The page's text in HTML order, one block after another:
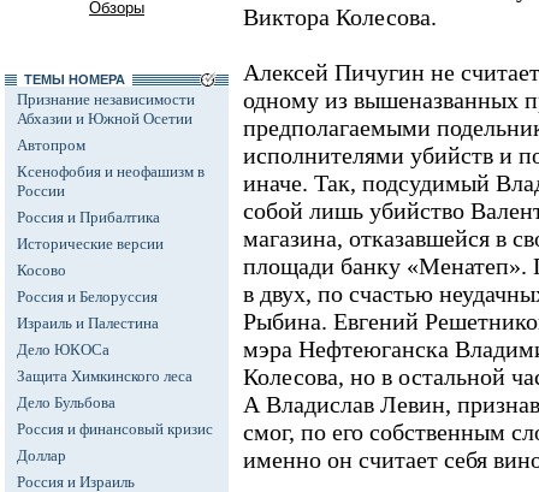
Обзоры
ТЕМЫ НОМЕРА
Признание независимости
Абхазии и Южной Осетии
Автопром
Ксенофобия и неофашизм в
России
Россия и Прибалтика
Исторические версии
Косово
Россия и Белоруссия
Израиль и Палестина
Дело ЮКОСа
Защита Химкинского леса
Дело Бульбова
Россия и финансовый кризис
Доллар
Россия и Израиль
Виктора Колесова.
Алексей Пичугин не
одному из вышеназванных
предполагаемыми
исполнителями убийств и
иначе. Так, подсудимый
собой лишь убийство
магазина, отказавшейся в
площади банку «Менатеп».
в двух, по счастью
Рыбина. Евгений
мэра Нефтеюганска
Колесова, но в остальной
А Владислав Левин,
смог, по его собственным
именно он считает себя